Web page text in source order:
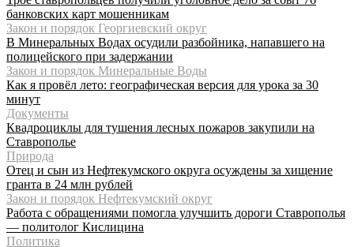
банковских карт мошенникам
Закон и порядок Георгиевский округ
В Минеральных Водах осудили разбойника, напавшего на
полицейского при задержании
Закон и порядок Минеральные Воды
Как я провёл лето: географическая версия для урока за 30
минут
Документы
Квадроциклы для тушения лесных пожаров закупили на
Ставрополье
Природа
Отец и сын из Нефтекумского округа осуждены за хищение
гранта в 24 млн рублей
Закон и порядок Нефтекумский округ
Работа с обращениями помогла улучшить дороги Ставрополья
— политолог Кислицина
Политика